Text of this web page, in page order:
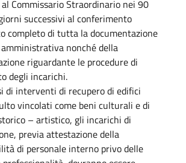
Commissario Straordinario nei 90
successivi al conferimento
completo di tutta la documentazione
nonché della
riguardante le procedure di
degli incarichi.
di interventi di recupero di edifici
vincolati come beni culturali e di
– artistico, gli incarichi di
previa attestazione della
di personale interno privo delle